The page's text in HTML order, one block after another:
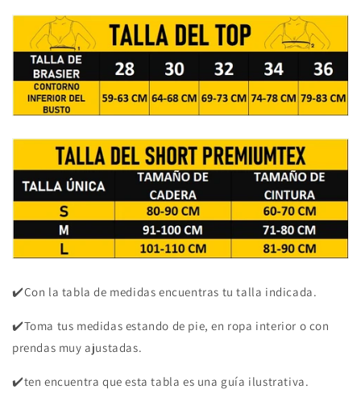
✔️Con la tabla de medidas encuentras tu talla indicada.
✔️Toma tus medidas estando de pie, en ropa interior o con
prendas muy ajustadas.
✔️ten encuentra que esta tabla es una guía ilustrativa.